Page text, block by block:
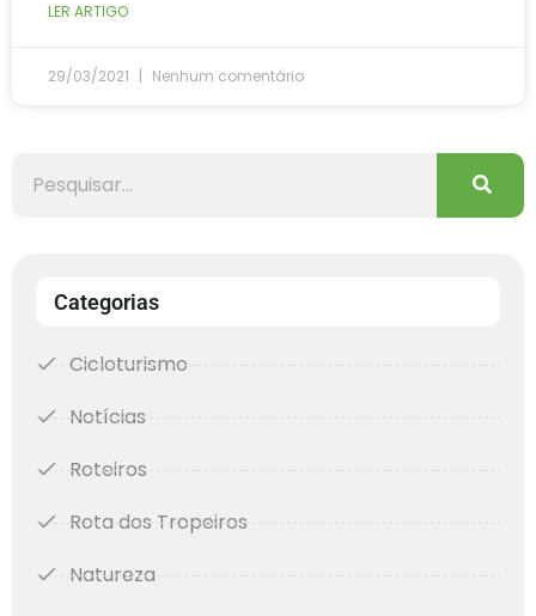
LER ARTIGO
29/03/2021 Nenhum comentário
Categorias
Cicloturismo
Notícias
Roteiros
Rota dos Tropeiros
Natureza